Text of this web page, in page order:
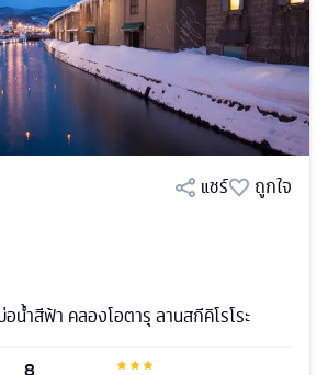
แชร์
ถูกใจ
อน้ำสีฟ้า คลองโอตารุ ลานสกีคิโรโระ